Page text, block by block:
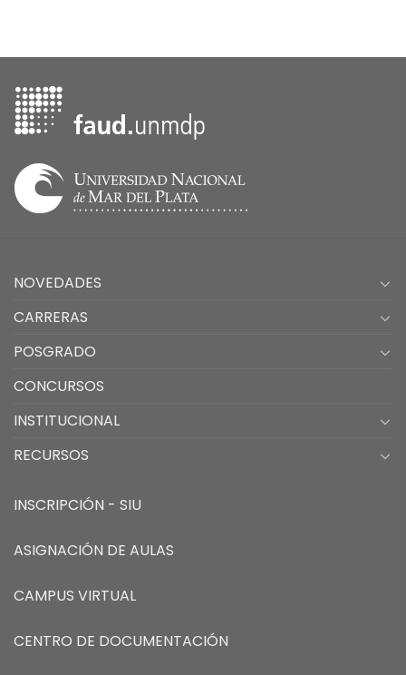
NOVEDADES
CARRERAS
POSGRADO
CONCURSOS
INSTITUCIONAL
RECURSOS
INSCRIPCIÓN - SIU
ASIGNACIÓN DE AULAS
CAMPUS VIRTUAL
CENTRO DE DOCUMENTACIÓN